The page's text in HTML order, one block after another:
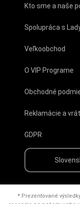
Kto sme a naše
Spolupráca s
Veľkoobchod
O VIP Programe
Obchodné
Reklamácie a
GDPR
* Prezentované